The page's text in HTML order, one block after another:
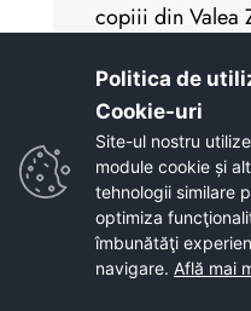
copiii din Valea
Discutii pentru
bugetului pentru
Presedintele
Bacau ne
Local Autonomy
Nediscriminarea
Politica de
Cookie-uri‎
Site-ul nostru
module cookie și
tehnologii similare
optimiza
îmbunătăţi
navigare. Află mai